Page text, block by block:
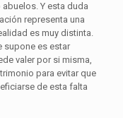
Y esta duda
representa una
es muy distinta.
supone es estar
valer por si misma,
para evitar que
de esta falta